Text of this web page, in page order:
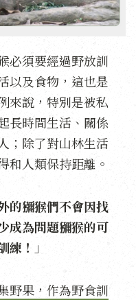
必須要經過野放訓
以及食物，這也是
來說，特別是被私
長時間生活、關係
；除了對山林生活
和人類保持距離。
的獼猴們不會因找
成為問題獼猴的可
練！ 」
野果，作為野食訓